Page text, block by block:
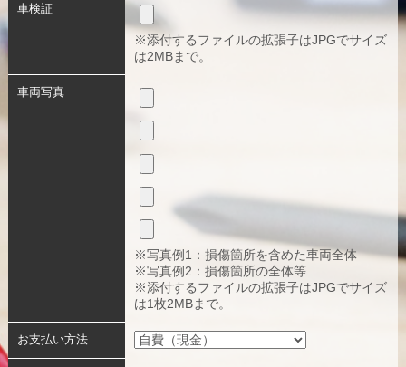
車検証
※添付するファイルの拡張子はJPGでサイズ
は2MBまで。
車両写真
※写真例1：損傷箇所を含めた車両全体
※写真例2：損傷箇所の全体等
※添付するファイルの拡張子はJPGでサイズ
は1枚2MBまで。
お支払い方法